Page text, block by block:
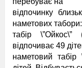
відпочинку
наметових табори:
табір
відпочиває 49
наметовий табір